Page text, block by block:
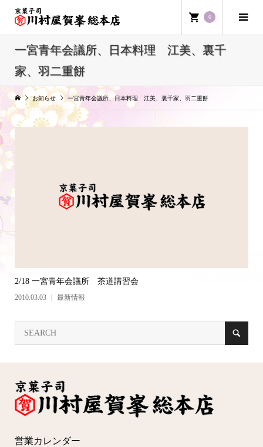
0
一宮青年会議所、日本料理 江美、裏千
家、羽二重餅
お知らせ 一宮青年会議所、日本料理 江美、裏千家、羽二重餅
2/18 一宮青年会議所 茶道講習会
2010.03.03 最新情報
営業カレンダー